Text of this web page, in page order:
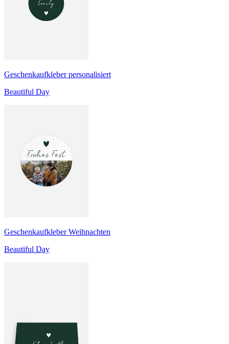
Geschenkaufkleber personalisiert
Beautiful Day
Geschenkaufkleber Weihnachten
Beautiful Day